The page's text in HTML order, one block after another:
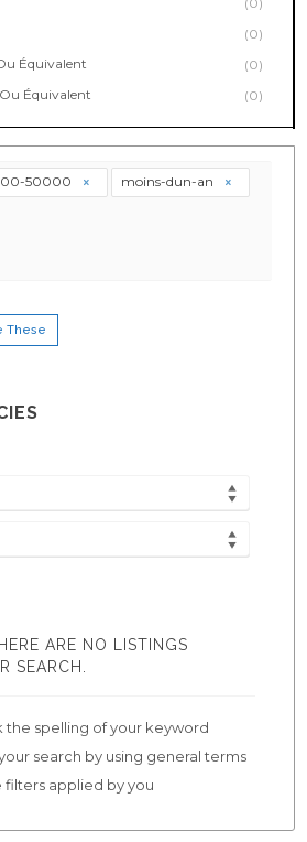
(0)
Équivalent
(0)
Équivalent
(0)
50000 moins-dun-an
These
ARE NO LISTINGS
SEARCH.
the spelling of your keyword
search by using general terms
filters applied by you